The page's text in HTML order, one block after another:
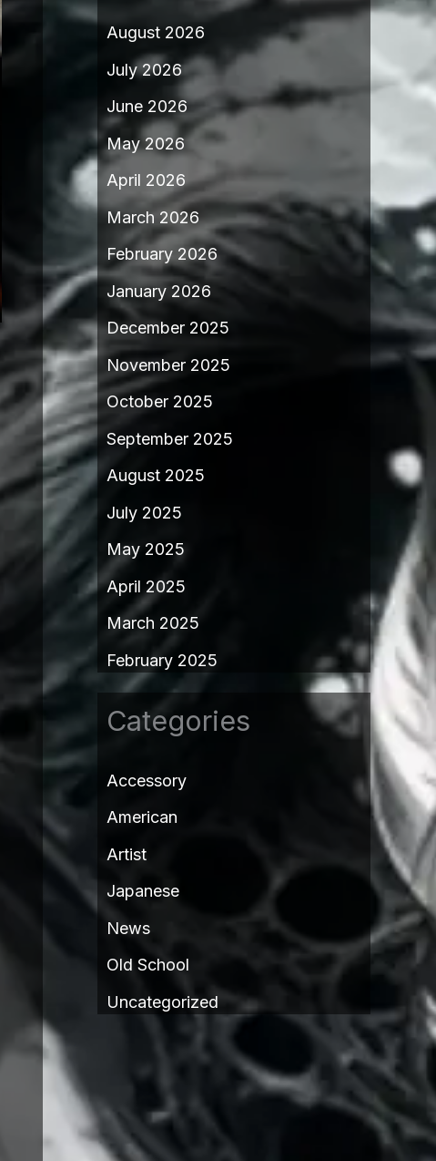
August 2026
July 2026
June 2026
May 2026
April 2026
March 2026
February 2026
January 2026
December 2025
November 2025
October 2025
September 2025
August 2025
July 2025
May 2025
April 2025
March 2025
February 2025
Categories
Accessory
American
Artist
Japanese
News
Old School
Uncategorized